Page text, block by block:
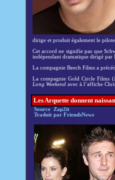
dirige et produit également le
Cet accord ne signifie pas que
indépendant dramatique dirigé
La compagnie Beech Films a
La compagnie Gold Circle Films (
Long Weekendavec à l’affiche
Les Arquette donnent
Source Zap2it
Traduit par FriendsNews